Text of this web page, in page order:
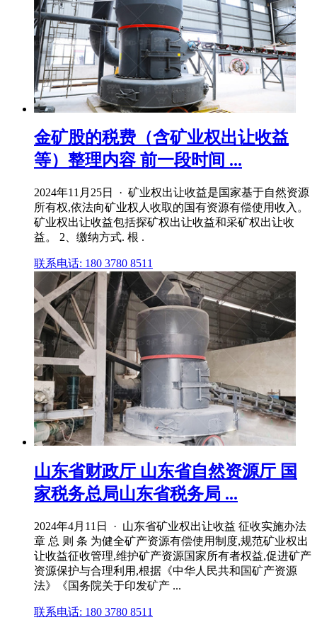
金矿股的税费（含矿业权出让收益
等）整理内容 前一段时间 ...
2024年11月25日 · 矿业权出让收益是国家基于自然资源
所有权,依法向矿业权人收取的国有资源有偿使用收入。
矿业权出让收益包括探矿权出让收益和采矿权出让收
益。 2、缴纳方式. 根 .
联系电话: 180 3780 8511
山东省财政厅 山东省自然资源厅 国
家税务总局山东省税务局 ...
2024年4月11日 · 山东省矿业权出让收益 征收实施办法
章 总 则 条 为健全矿产资源有偿使用制度,规范矿业权出
让收益征收管理,维护矿产资源国家所有者权益,促进矿产
资源保护与合理利用,根据《中华人民共和国矿产资源
法》《国务院关于印发矿产 ...
联系电话: 180 3780 8511